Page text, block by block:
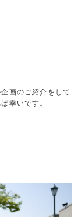
画のご紹介をして
幸いです。